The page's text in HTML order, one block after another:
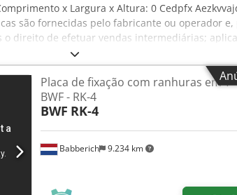
x Largura x Altura: 0 Cedpfx
são fornecidas pelo fabricante ou operador
o direito de efetuar vendas intermediárias;
comerciais e de venda. Sobre nós Mais
são fornecidas pelo fabricante ou
nos o direito de efetuar vendas intermediárias;
comerciais e de venda. Sobre nós Mais
de área de armazenamento, capacidade de
sua oficina Se pretende vender máquinas,
ofertas disponíveis no nosso site. As visitas
A sua equipa Markus Hirsch
Babberich 9.234 km
Placa de fixação com ranhuras em T
BWF - RK-4
BWF RK-4